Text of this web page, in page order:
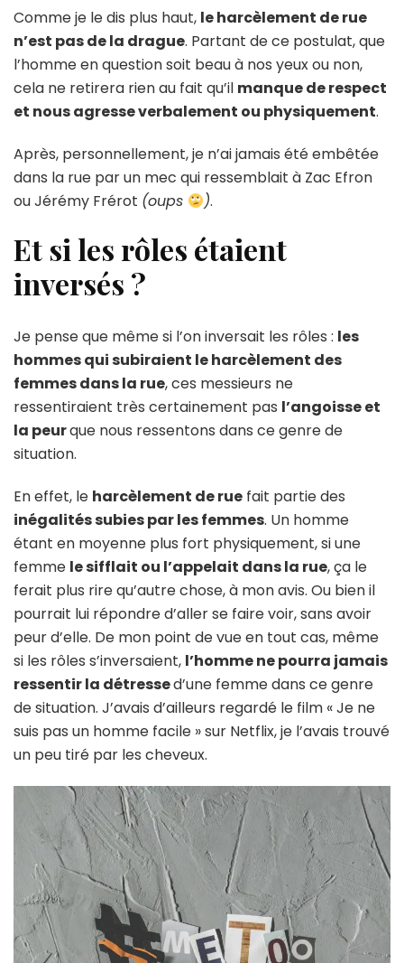
Comme je le dis plus haut, le harcèlement de rue
n’est pas de la drague. Partant de ce postulat, que
l’homme en question soit beau à nos yeux ou non,
cela ne retirera rien au fait qu’il manque de respect
et nous agresse verbalement ou physiquement.
Après, personnellement, je n’ai jamais été embêtée
dans la rue par un mec qui ressemblait à Zac Efron
ou Jérémy Frérot (oups ).
Et si les rôles étaient
inversés ?
Je pense que même si l’on inversait les rôles : les
hommes qui subiraient le harcèlement des
femmes dans la rue, ces messieurs ne
ressentiraient très certainement pas l’angoisse et
la peurque nous ressentons dans ce genre de
situation.
En effet, le harcèlement de rue fait partie des
inégalités subies par les femmes. Un homme
étant en moyenne plus fort physiquement, si une
femme le sifflait ou l’appelait dans la rue, ça le
ferait plus rire qu’autre chose, à mon avis. Ou bien il
pourrait lui répondre d’aller se faire voir, sans avoir
peur d’elle. De mon point de vue en tout cas, même
si les rôles s’inversaient, l’homme ne pourra jamais
ressentir la détressed’une femme dans ce genre
de situation. J’avais d’ailleurs regardé le film « Je ne
suis pas un homme facile » sur Netflix, je l’avais trouvé
un peu tiré par les cheveux.